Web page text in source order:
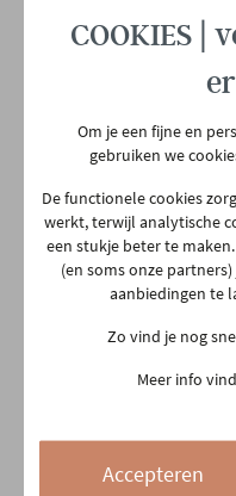
Ma
Di
Woe
Do
Vr
COOKIES |
Om je een fijne en
gebruiken we
De functionele cookies
werkt, terwijl analytische
een stukje beter te
(en soms onze
aanbiedingen te
Zo vind je nog
Meer info
Accepteren